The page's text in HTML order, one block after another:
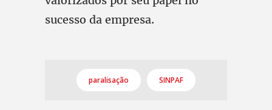
sucesso da empresa.
paralisação SINPAF